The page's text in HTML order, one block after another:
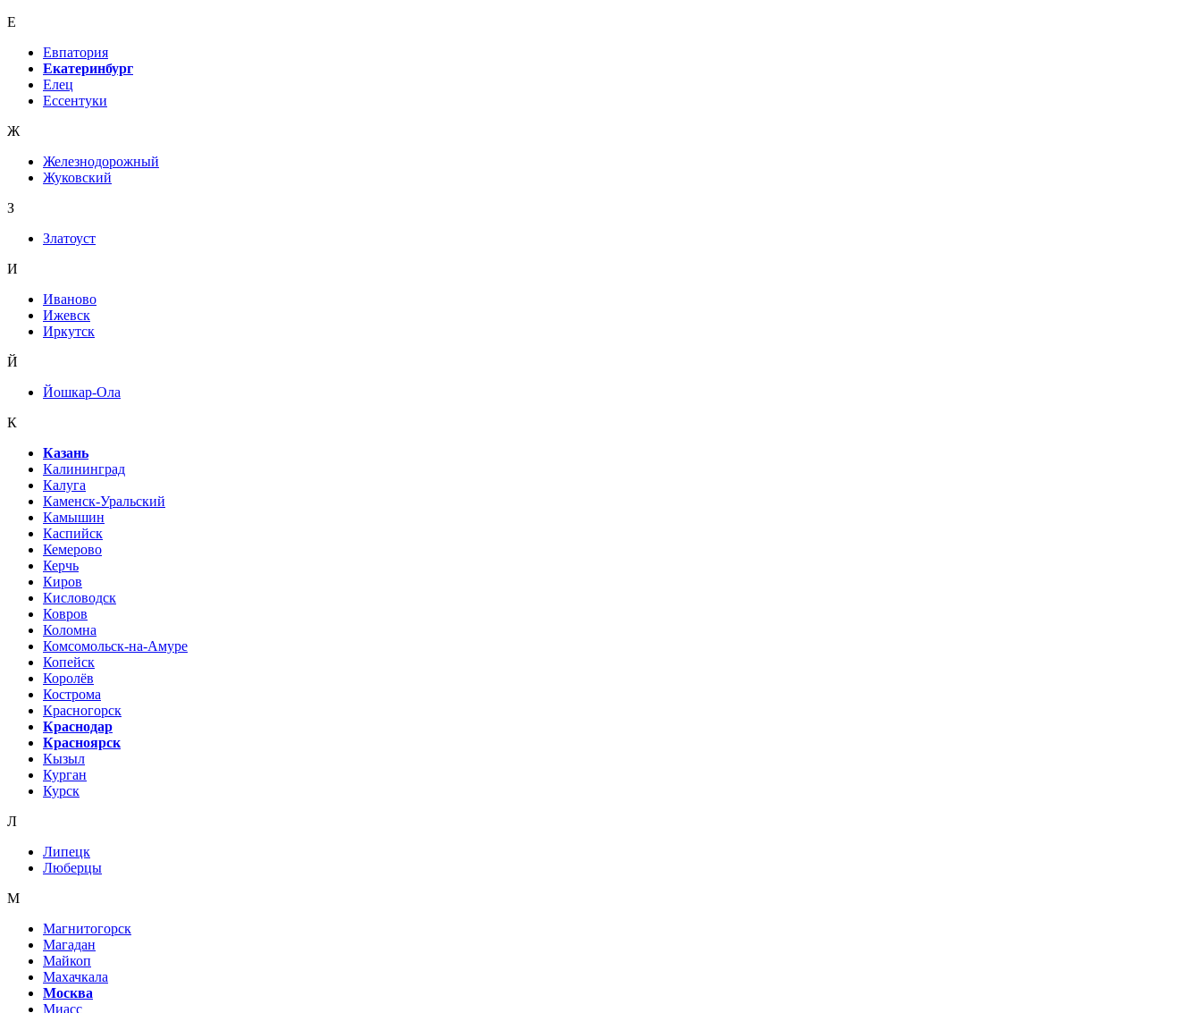
Е
Евпатория
Екатеринбург
Елец
Ессентуки
Ж
Железнодорожный
Жуковский
З
Златоуст
И
Иваново
Ижевск
Иркутск
Й
Йошкар-Ола
К
Казань
Калининград
Калуга
Каменск-Уральский
Камышин
Каспийск
Кемерово
Керчь
Киров
Кисловодск
Ковров
Коломна
Комсомольск-на-Амуре
Копейск
Королёв
Кострома
Красногорск
Краснодар
Красноярск
Кызыл
Курган
Курск
Л
Липецк
Люберцы
М
Магнитогорск
Магадан
Майкоп
Махачкала
Москва
Миасс